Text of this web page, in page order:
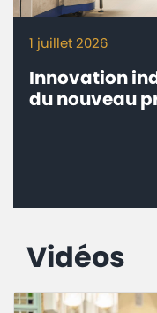
1 juillet 2026
Innovation
du nouveau
Vidéos